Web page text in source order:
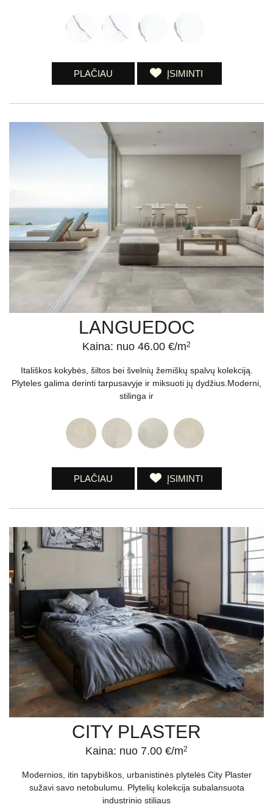
PLAČIAU ĮSIMINTI
LANGUEDOC
Kaina: nuo 46.00 €/m2
Itališkos kokybės, šiltos bei švelnių žemiškų spalvų kolekciją.
Plyteles galima derinti tarpusavyje ir miksuoti jų dydžius.Moderni,
stilinga ir
PLAČIAU ĮSIMINTI
CITY PLASTER
Kaina: nuo 7.00 €/m2
Modernios, itin tapybiškos, urbanistinės plytelės City Plaster
sužavi savo netobulumu. Plytelių kolekcija subalansuota
industrinio stiliaus